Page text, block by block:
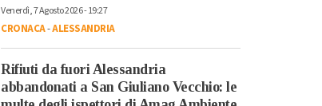
Venerdì, 7 Agosto 2026 - 19:27
CRONACA-ALESSANDRIA
Rifiuti da fuori Alessandria
abbandonati a San Giuliano Vecchio: le